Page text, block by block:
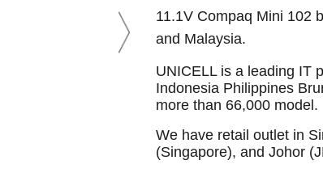
11.1V Compaq Mini 102
and Malaysia.
UNICELL is a leading IT
Indonesia Philippines
more than 66,000 model.
We have retail outlet in
(Singapore), and Johor